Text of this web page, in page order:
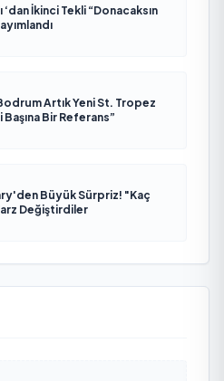
‘dan İkinci Tekli “Donacaksın
Artık Yeni St. Tropez
Bir Referans”
Büyük Sürpriz! "Kaç
Değiştirdiler